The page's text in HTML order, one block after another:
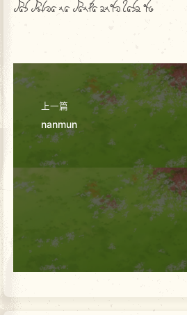
was wrlia na wanma endi hase du
上一篇
nanmun